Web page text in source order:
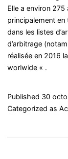
Elle a environ
principalement
dans les listes
d’arbitrage
réalisée en 2016
worlwide « .
Published 30
Categorized as